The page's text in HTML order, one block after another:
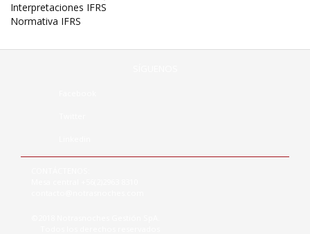
Interpretaciones IFRS
Normativa IFRS